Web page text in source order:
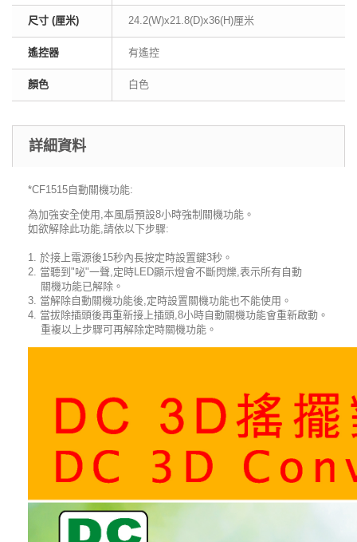
尺寸 (厘米) 24.2(W)x21.8(D)x36(H)厘米
遙控器 有遙控
顏色 白色
詳細資料
*CF1515自動關機功能:
為加強安全使用,本風扇預設8小時強制關機功能。
如欲解除此功能,請依以下步驟:
1. 於接上電源後15秒內長按定時設置鍵3秒。
2. 當聽到"咇"一聲,定時LED顯示燈會不斷閃爍,表示所有自動
關機功能已解除。
3. 當解除自動關機功能後,定時設置關機功能也不能使用。
4. 當拔除插頭後再重新接上插頭,8小時自動關機功能會重新啟動。
重複以上步驟可再解除定時關機功能。